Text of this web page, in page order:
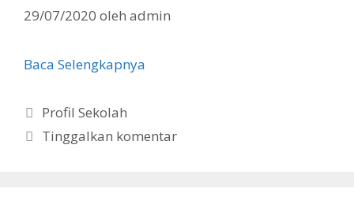
29/07/2020 oleh admin
Baca Selengkapnya
Kategori
Profil Sekolah
Tinggalkan komentar